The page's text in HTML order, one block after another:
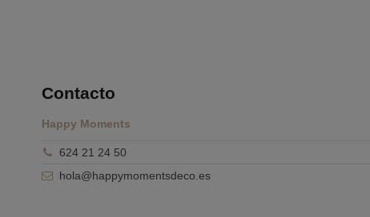
Contacto
Happy Moments
624 21 24 50
hola@happymomentsdeco.es